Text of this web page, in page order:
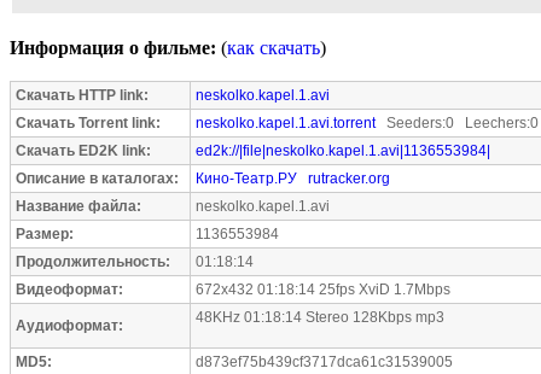
Информация о фильме: (как скачать)
Скачать HTTP link:
neskolko.kapel.1.avi
Скачать Torrent link:
neskolko.kapel.1.avi.torrentSeeders:0 Leechers:0
Скачать ED2K link:
ed2k://|file|neskolko.kapel.1.avi|1136553984|
Описание в каталогах:
Кино-Театр.РУ
rutracker.org
Название файла:
neskolko.kapel.1.avi
Размер:
1136553984
Продолжительность:
01:18:14
Видеоформат:
672x432 01:18:14 25fps XviD 1.7Mbps
Аудиоформат: 48KHz 01:18:14 Stereo 128Kbps mp3
MD5:
d873ef75b439cf3717dca61c31539005